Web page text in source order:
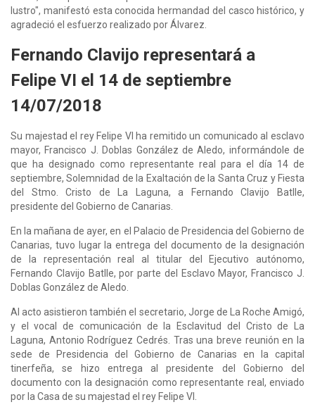
lustro", manifestó esta conocida hermandad del casco histórico, y
agradeció el esfuerzo realizado por Álvarez.
Fernando Clavijo representará a
Felipe VI el 14 de septiembre
14/07/2018
Su majestad el rey Felipe VI ha remitido un comunicado al esclavo
mayor, Francisco J. Doblas González de Aledo, informándole de
que ha designado como representante real para el día 14 de
septiembre, Solemnidad de la Exaltación de la Santa Cruz y Fiesta
del Stmo. Cristo de La Laguna, a Fernando Clavijo Batlle,
presidente del Gobierno de Canarias.
En la mañana de ayer, en el Palacio de Presidencia del Gobierno de
Canarias, tuvo lugar la entrega del documento de la designación
de la representación real al titular del Ejecutivo autónomo,
Fernando Clavijo Batlle, por parte del Esclavo Mayor, Francisco J.
Doblas González de Aledo.
Al acto asistieron también el secretario, Jorge de La Roche Amigó,
y el vocal de comunicación de la Esclavitud del Cristo de La
Laguna, Antonio Rodríguez Cedrés. Tras una breve reunión en la
sede de Presidencia del Gobierno de Canarias en la capital
tinerfeña, se hizo entrega al presidente del Gobierno del
documento con la designación como representante real, enviado
por la Casa de su majestad el rey Felipe VI.